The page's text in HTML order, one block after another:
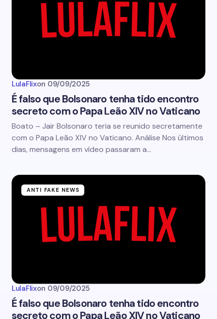
LulaFlixon 09/09/2025
É falso que Bolsonaro tenha tido encontro
secreto com o Papa Leão XIV no Vaticano
Boato – Jair Bolsonaro teria se reunido secretamente
com o Papa Leão XIV no Vaticano. Análise Nos últimos
dias, mensagens em vídeo passaram a…
ANTI FAKE NEWS
LulaFlixon 09/09/2025
É falso que Bolsonaro tenha tido encontro
secreto com o Papa Leão XIV no Vaticano